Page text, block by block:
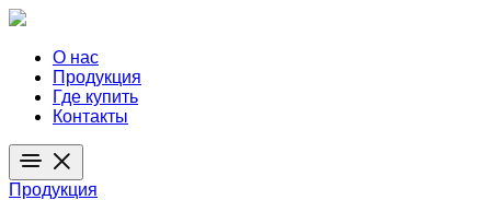
О нас
Продукция
Где купить
Контакты
Продукция